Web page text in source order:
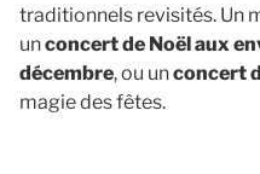
traditionnels revisités. Un
unconcert de Noël aux
décembre, ou unconcert
magie des fêtes.